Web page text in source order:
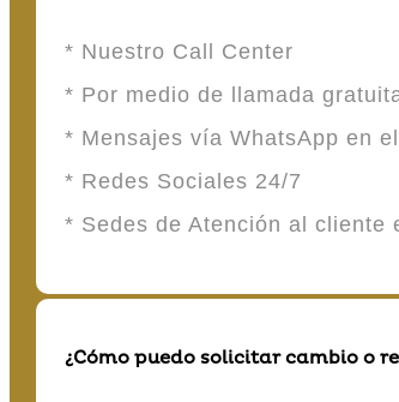
* Nuestro Call Center
* Por medio de llamada
* Mensajes vía WhatsApp en
* Redes Sociales 24/7
* Sedes de Atención al cliente
¿Cómo puedo solicitar cambio o